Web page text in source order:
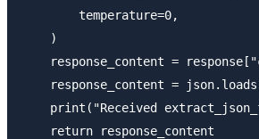
        temperature=0,
    )
response_content =
response_content =
print("Received
    return response_content